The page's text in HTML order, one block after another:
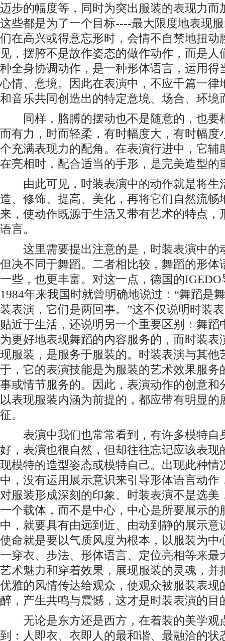
迈步的幅度等，同时为突出服装的表现力而
这些都是为了一个目标----最大限度地表现
们在高兴或得意忘形时，会情不自禁地扭动
见，摆胯不是故作姿态的做作动作，而是人
种全身协调动作，是一种形体语言，运用得
心情、意境。因此在表演中，不应千篇一律
和音乐共同创造出的特定意境、场合、环境
同样，胳膊的摆动也不是随意的，也要
而有力，时而轻柔，有时幅度大，有时幅度
个充满表现力的配角。在表演行进中，它辅
在亮相时，配合适当的手形，是完美造型的
由此可见，时装表演中的动作就是将生
造、修饰、提高、美化，再将它们自然流畅
来，使动作既源于生活又带有艺术的特点，
语言。
这里需要提出注意的是，时装表演中的
但决不同于舞蹈。二者相比较，舞蹈的形体
一些，也更丰富。对这一点，德国的
1984年来我国时就曾明确地说过：“舞蹈是
装表演，它们是两回事。”这不仅说明时装
贴近于生活，还说明另一个重要区别：舞蹈
为更好地表现舞蹈的内容服务的，而时装表
现服装，是服务于服装的。时装表演与其他
于，它的表演技能是为服装的艺术效果服务
事或情节服务的。因此，表演动作的创意和
以表现服装内涵为前提的，都应带有明显的
征。
表演中我们也常常看到，有许多模特自
好，表演也很自然，但却往往忘记应该表现
现模特的造型姿态或模特自己。出现此种情
中，没有运用展示意识来引导形体语言动作
对服装形成深刻的印象。时装表演不是选美
一个载体，而不是中心，中心是所要展示的
中，就要具有由远到近、由动到静的展示意
使命就是要以气质风度为根本，以服装为中
一穿衣、步法、形体语言、定位亮相等来最
艺术魅力和穿着效果，展现服装的灵魂，并
优雅的风情传达给观众，使观众被服装表现
醉，产生共鸣与震憾，这才是时装表演的目
无论是东方还是西方，在着装的美学观
到：人即衣、衣即人的最和谐、最融洽的状